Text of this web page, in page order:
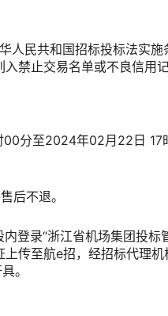
人民共和国招标投标法实
禁止交易名单或不良信用
分至2024年02月22日
后不退。
登录“浙江省机场集团投标
传至航e招，经招标代理
。